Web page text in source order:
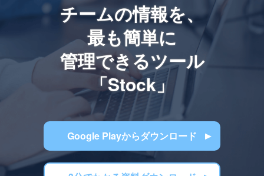
チームの情報を、
最も簡単に
管理できるツール
「Stock」
Google Playからダウンロード